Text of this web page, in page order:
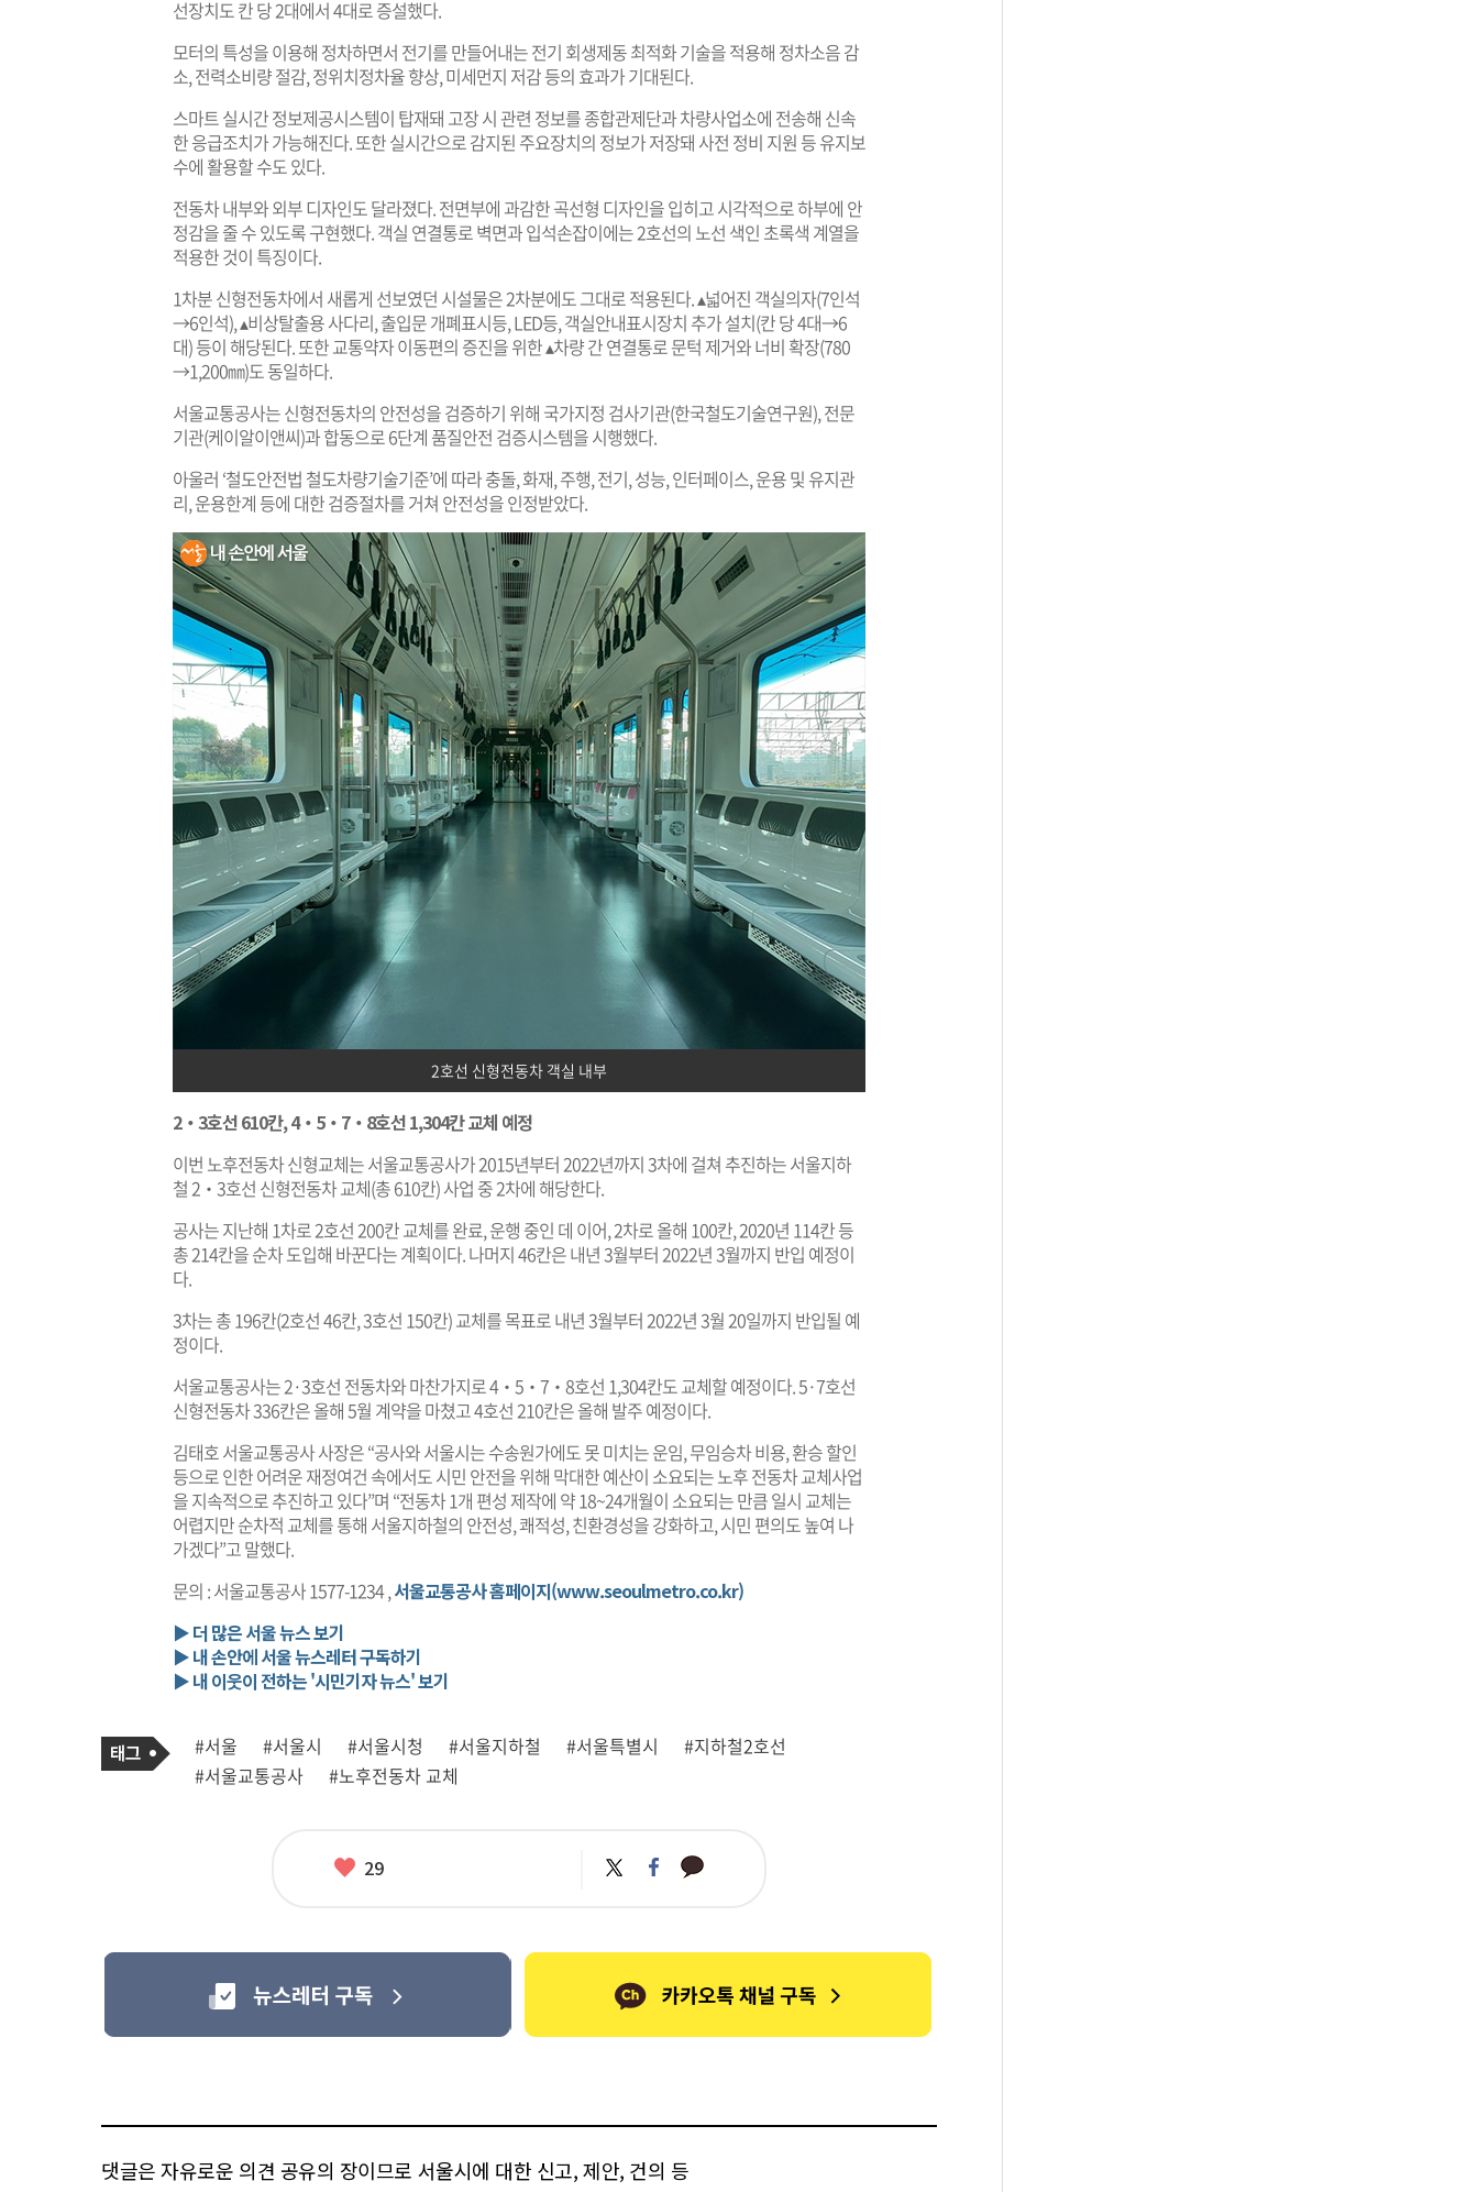
선장치도 칸 당 2대에서 4대로 증설했다.
모터의 특성을 이용해 정차하면서 전기를 만들어내는 전기 회생제동 최적화 기술을 적용해 정차소음 감
소, 전력소비량 절감, 정위치정차율 향상, 미세먼지 저감 등의 효과가 기대된다.
스마트 실시간 정보제공시스템이 탑재돼 고장 시 관련 정보를 종합관제단과 차량사업소에 전송해 신속
한 응급조치가 가능해진다. 또한 실시간으로 감지된 주요장치의 정보가 저장돼 사전 정비 지원 등 유지보
수에 활용할 수도 있다.
전동차 내부와 외부 디자인도 달라졌다. 전면부에 과감한 곡선형 디자인을 입히고 시각적으로 하부에 안
정감을 줄 수 있도록 구현했다. 객실 연결통로 벽면과 입석손잡이에는 2호선의 노선 색인 초록색 계열을
적용한 것이 특징이다.
1차분 신형전동차에서 새롭게 선보였던 시설물은 2차분에도 그대로 적용된다. ▴넓어진 객실의자(7인석
→6인석), ▴비상탈출용 사다리, 출입문 개폐표시등, LED등, 객실안내표시장치 추가 설치(칸 당 4대→6
대) 등이 해당된다. 또한 교통약자 이동편의 증진을 위한 ▴차량 간 연결통로 문턱 제거와 너비 확장(780
→1,200㎜)도 동일하다.
서울교통공사는 신형전동차의 안전성을 검증하기 위해 국가지정 검사기관(한국철도기술연구원), 전문
기관(케이알이앤씨)과 합동으로 6단계 품질안전 검증시스템을 시행했다.
아울러 ‘철도안전법 철도차량기술기준’에 따라 충돌, 화재, 주행, 전기, 성능, 인터페이스, 운용 및 유지관
리, 운용한계 등에 대한 검증절차를 거쳐 안전성을 인정받았다.
2호선 신형전동차 객실 내부
2‧3호선 610칸, 4‧5‧7‧8호선 1,304칸 교체 예정
이번 노후전동차 신형교체는 서울교통공사가 2015년부터 2022년까지 3차에 걸쳐 추진하는 서울지하
철 2‧3호선 신형전동차 교체(총 610칸) 사업 중 2차에 해당한다.
공사는 지난해 1차로 2호선 200칸 교체를 완료, 운행 중인 데 이어, 2차로 올해 100칸, 2020년 114칸 등
총 214칸을 순차 도입해 바꾼다는 계획이다. 나머지 46칸은 내년 3월부터 2022년 3월까지 반입 예정이
다.
3차는 총 196칸(2호선 46칸, 3호선 150칸) 교체를 목표로 내년 3월부터 2022년 3월 20일까지 반입될 예
정이다.
서울교통공사는 2·3호선 전동차와 마찬가지로 4‧5‧7‧8호선 1,304칸도 교체할 예정이다. 5·7호선
신형전동차 336칸은 올해 5월 계약을 마쳤고 4호선 210칸은 올해 발주 예정이다.
김태호 서울교통공사 사장은 “공사와 서울시는 수송원가에도 못 미치는 운임, 무임승차 비용, 환승 할인
등으로 인한 어려운 재정여건 속에서도 시민 안전을 위해 막대한 예산이 소요되는 노후 전동차 교체사업
을 지속적으로 추진하고 있다”며 “전동차 1개 편성 제작에 약 18~24개월이 소요되는 만큼 일시 교체는
어렵지만 순차적 교체를 통해 서울지하철의 안전성, 쾌적성, 친환경성을 강화하고, 시민 편의도 높여 나
가겠다”고 말했다.
문의 : 서울교통공사 1577-1234 ,서울교통공사 홈페이지(www.seoulmetro.co.kr)
▶ 더 많은 서울 뉴스 보기
▶ 내 손안에 서울 뉴스레터 구독하기
▶ 내 이웃이 전하는 '시민기자 뉴스' 보기
사
관
련
태
그
#서울 #서울시 #서울시청 #서울지하철 #서울특별시
#지하철2호선
#서울교통공사
#노후전동차 교체
좋
29 트
위
페
이
카
카
댓글은 자유로운 의견 공유의 장이므로 서울시에 대한 신고, 제안, 건의 등